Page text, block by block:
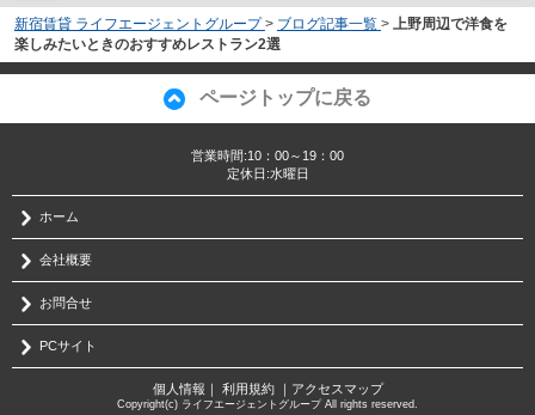
新宿賃貸 ライフエージェントグループ > ブログ記事一覧 > 上野周辺で洋食を
楽しみたいときのおすすめレストラン2選
ページトップに戻る
営業時間:10：00～19：00
定休日:水曜日
ホーム
会社概要
お問合せ
PCサイト
個人情報 ｜ 利用規約｜ アクセスマップ
Copyright(c) ライフエージェントグループ All rights reserved.